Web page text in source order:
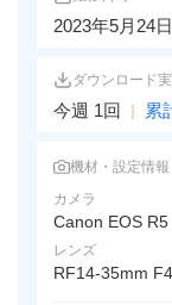
2023年5月24
ダウンロード
今週 1回 | 累
機材・設定情報
カメラ
Canon EOS R5
レンズ
RF14-35mm